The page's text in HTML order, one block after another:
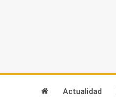
Actualidad